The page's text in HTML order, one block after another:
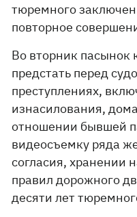
тюремного
повторное
Во вторник пасынок
предстать перед
преступлениях,
изнасилования,
отношении бывшей
видеосъемку ряда
согласия, хранении
правил дорожного
десяти лет